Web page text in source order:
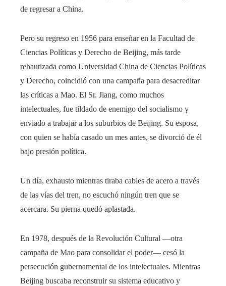
de regresar a China.
Pero su regreso en 1956 para enseñar en la Facultad de
Ciencias Políticas y Derecho de Beijing, más tarde
rebautizada como Universidad China de Ciencias Políticas
y Derecho, coincidió con una campaña para desacreditar
las críticas a Mao. El Sr. Jiang, como muchos
intelectuales, fue tildado de enemigo del socialismo y
enviado a trabajar a los suburbios de Beijing. Su esposa,
con quien se había casado un mes antes, se divorció de él
bajo presión política.
Un día, exhausto mientras tiraba cables de acero a través
de las vías del tren, no escuchó ningún tren que se
acercara. Su pierna quedó aplastada.
En 1978, después de la Revolución Cultural —otra
campaña de Mao para consolidar el poder— cesó la
persecución gubernamental de los intelectuales. Mientras
Beijing buscaba reconstruir su sistema educativo y